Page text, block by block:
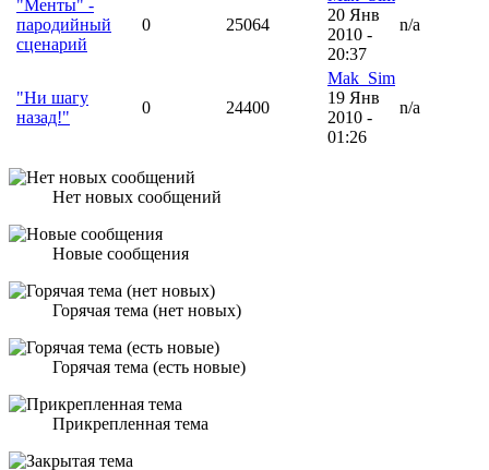
"Менты" -
пародийный
сценарий
0 25064
20 Янв
2010 -
20:37
n/a
"Ни шагу
назад!"
0 24400
Mak_Sim
19 Янв
2010 -
01:26
n/a
Нет новых сообщений
Новые сообщения
Горячая тема (нет новых)
Горячая тема (есть новые)
Прикрепленная тема